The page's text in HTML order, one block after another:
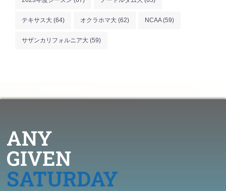
テキサス大 (64) オクラホマ大 (62) NCAA(59)
サザンカリフォルニア大 (59)
ANY
GIVEN
SATURDAY